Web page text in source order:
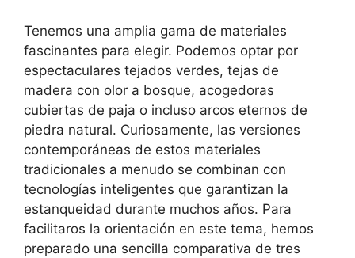
Tenemos una amplia gama de materiales
fascinantes para elegir. Podemos optar por
espectaculares tejados verdes, tejas de
madera con olor a bosque, acogedoras
cubiertas de paja o incluso arcos eternos de
piedra natural. Curiosamente, las versiones
contemporáneas de estos materiales
tradicionales a menudo se combinan con
tecnologías inteligentes que garantizan la
estanqueidad durante muchos años. Para
facilitaros la orientación en este tema, hemos
preparado una sencilla comparativa de tres